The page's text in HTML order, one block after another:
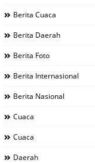
Berita Cuaca
Berita Daerah
Berita Foto
Berita Internasional
Berita Nasional
Cuaca
Cuaca
Daerah